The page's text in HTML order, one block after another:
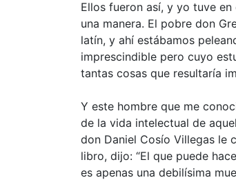
Ellos fueron así, y yo tuve
una manera. El pobre don
latín, y ahí estábamos
imprescindible pero cuyo
tantas cosas que resultaría
Y este hombre que me
de la vida intelectual de
don Daniel Cosío Villegas le
libro, dijo: “El que puede
es apenas una debilísima